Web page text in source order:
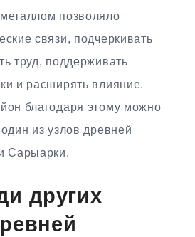
позволяло
связи, подчеркивать
труд, поддерживать
и расширять влияние.
благодаря этому можно
из узлов древней
Сарыарки.
других